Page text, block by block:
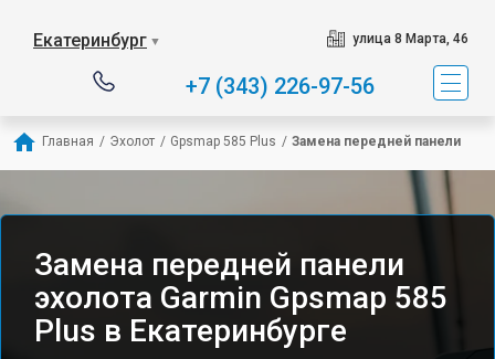
Екатеринбург ▼ улица 8 Марта, 46
+7 (343) 226-97-56
Главная / Эхолот / Gpsmap 585 Plus / Замена передней панели
Замена передней панели
эхолота Garmin Gpsmap 585
Plus в Екатеринбурге